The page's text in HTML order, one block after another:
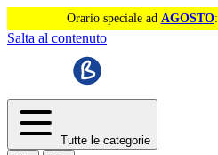
Orario speciale ad AGOSTO:
Salta al contenuto
Tutte le categorie